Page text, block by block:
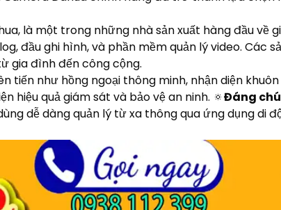
là một trong những nhà sản xuất hàng đầu về
đầu ghi hình, và phần mềm quản lý video. Các
gia đình đến công cộng.
tiến như hồng ngoại thông minh, nhận diện
hiệu quả giám sát và bảo vệ an ninh. 🔅Đáng
dễ dàng quản lý từ xa thông qua ứng dụng di